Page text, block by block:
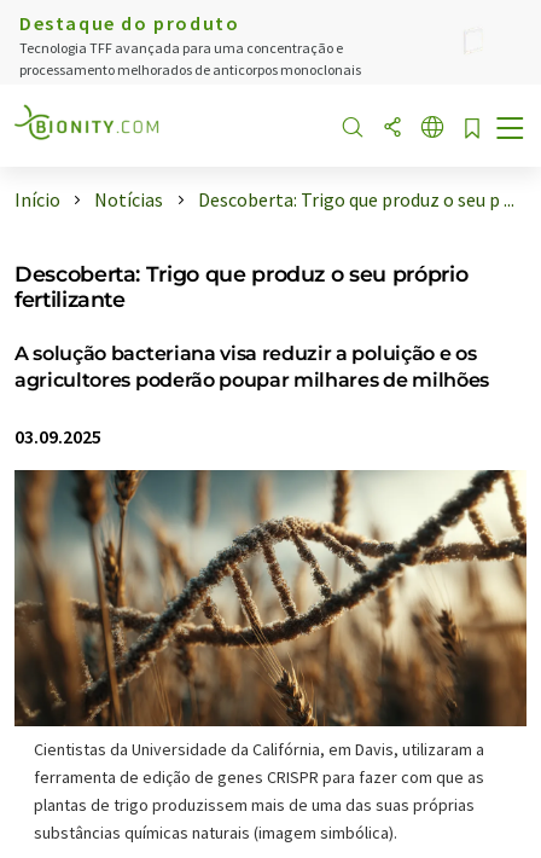
Destaque do produto
Tecnologia TFF avançada para uma concentração e
processamento melhorados de anticorpos monoclonais
Início Notícias Descoberta: Trigo que produz o seu p ...
Descoberta: Trigo que produz o seu próprio
fertilizante
A solução bacteriana visa reduzir a poluição e os
agricultores poderão poupar milhares de milhões
03.09.2025
Cientistas da Universidade da Califórnia, em Davis, utilizaram a
ferramenta de edição de genes CRISPR para fazer com que as
plantas de trigo produzissem mais de uma das suas próprias
substâncias químicas naturais (imagem simbólica).